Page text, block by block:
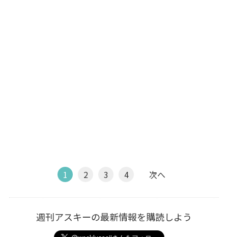
1 2 3 4 次へ
週刊アスキーの最新情報を購読しよう